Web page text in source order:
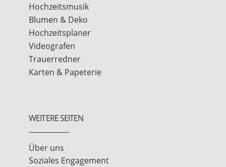
Hochzeitsmusik
Blumen & Deko
Hochzeitsplaner
Videografen
Trauerredner
Karten & Papeterie
WEITERE SEITEN
Über uns
Soziales Engagement